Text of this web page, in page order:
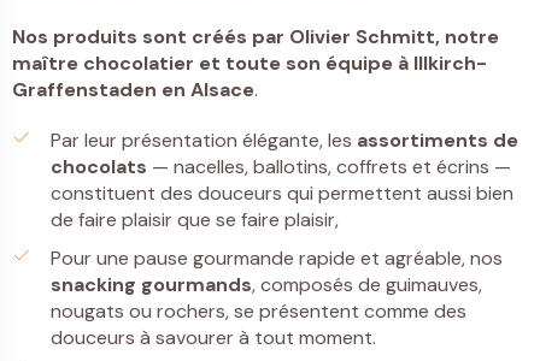
Nos produits sont créés par Olivier Schmitt, notre
maître chocolatier et toute son équipe à Illkirch-
Graffenstaden en Alsace.
Par leur présentation élégante, les assortiments de
chocolats — nacelles, ballotins, coffrets et écrins —
constituent des douceurs qui permettent aussi bien
de faire plaisir que se faire plaisir,
Pour une pause gourmande rapide et agréable, nos
snacking gourmands, composés de guimauves,
nougats ou rochers, se présentent comme des
douceurs à savourer à tout moment.